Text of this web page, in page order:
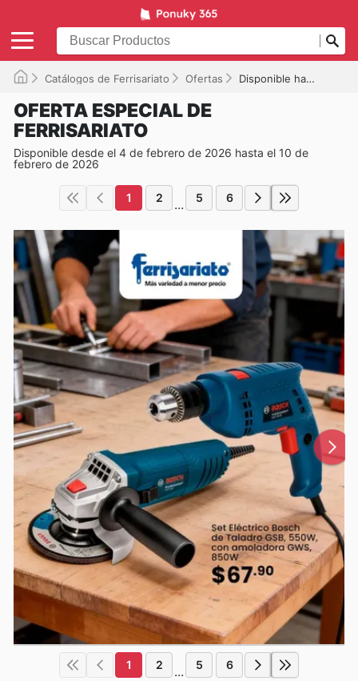
Catálogos de Ferrisariato Ofertas Disponible hasta el 10/02/2026
OFERTA ESPECIAL DE
FERRISARIATO
Disponible desde el 4 de febrero de 2026 hasta el 10 de
febrero de 2026
1 2 ... 5 6
1 2 ... 5 6